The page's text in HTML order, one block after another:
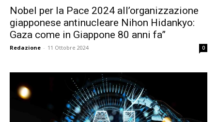
Nobel per la Pace 2024 all’organizzazione
giapponese antinucleare Nihon Hidankyo:
Gaza come in Giappone 80 anni fa”
Redazione - 11 Ottobre 2024 0